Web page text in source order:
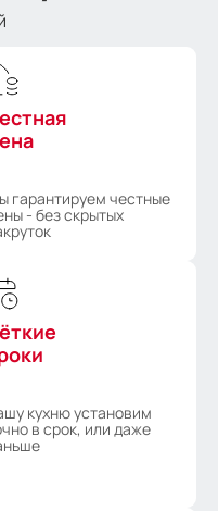
гарантируем честные
- без скрытых
кухню установим
в срок, или даже